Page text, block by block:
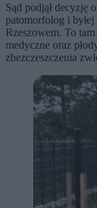
Sąd podjął decyzję
patomorfolog i
Rzeszowem. To
medyczne oraz
zbezczeszczenia